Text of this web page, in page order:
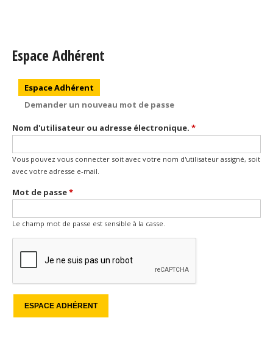
Espace Adhérent
Onglets principaux
Espace Adhérent
Demander un nouveau mot de passe
Nom d'utilisateur ou adresse électronique. *
Vous pouvez vous connecter soit avec votre nom d'utilisateur assigné, soit
avec votre adresse e-mail.
Mot de passe*
Le champ mot de passe est sensible à la casse.